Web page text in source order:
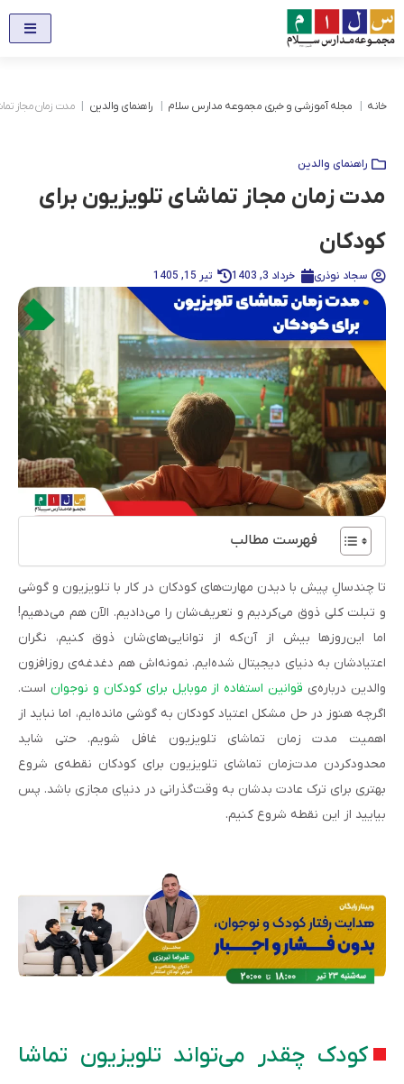
خانه مجله آموزشی و خبری مجموعه مدارس سلام راهنمای والدین مدت زمان مجاز
راهنمای والدین
مدت زمان مجاز تماشای تلویزیون برای
کودکان
سجاد نوذری خرداد 3, 1403 تیر 15, 1405
فهرست مطالب
تا چندسالِ پیش با دیدن مهارت‌های کودکان در کار با تلویزیون و گوشی
و تبلت کلی ذوق می‌کردیم و تعریف‌شان را می‌دادیم. الآن هم می‌دهیم!
اما این‌روزها بیش‌ از آن‌که از توانایی‌های‌شان ذوق کنیم، نگران
اعتیادشان به دنیای دیجیتال شده‌ایم. نمونه‌اش هم دغدغه‌ی روزافزون
والدین درباره‌ی قوانین استفاده از موبایل برای کودکان و نوجوان است.
اگرچه هنوز در حل مشکل اعتیاد کودکان به گوشی مانده‌ایم، اما نباید از
اهمیت مدت‌ زمان تماشای تلویزیون غافل شویم. حتی شاید
محدودکردن مدت‌زمان تماشای تلویزیون برای کودکان نقطه‌ی شروع
بهتری برای ترک عادت‌ بدشان به وقت‌گذرانی‌ در دنیای مجازی باشد. پس
بیایید از این نقطه شروع کنیم.
کودک چقدر می‌تواند تلویزیون تماشا